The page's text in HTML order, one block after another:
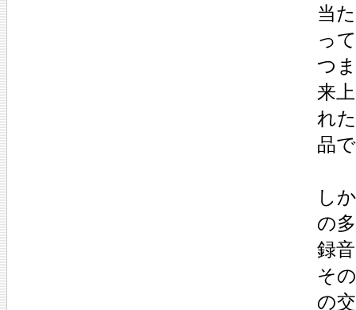
当
っ
つ
来
れ
品
し
の
録
そ
の